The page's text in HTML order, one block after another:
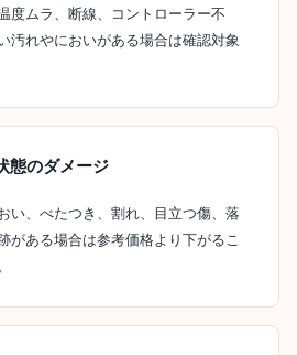
度ムラ、断線、コントローラー不
汚れやにおいがある場合は確認対象
態のダメージ
い、べたつき、割れ、目立つ傷、落
がある場合は参考価格より下がるこ